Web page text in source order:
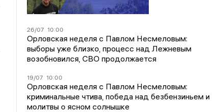
26/07 10:00
Орловская неделя с Павлом Несмеловым:
выборы уже близко, процесс над Лежневым
возобновился, СВО продолжается
19/07 10:00
Орловская неделя с Павлом Несмеловым:
криминальные чтива, победа над безбензиньем и
молитвы о ясном солнышке